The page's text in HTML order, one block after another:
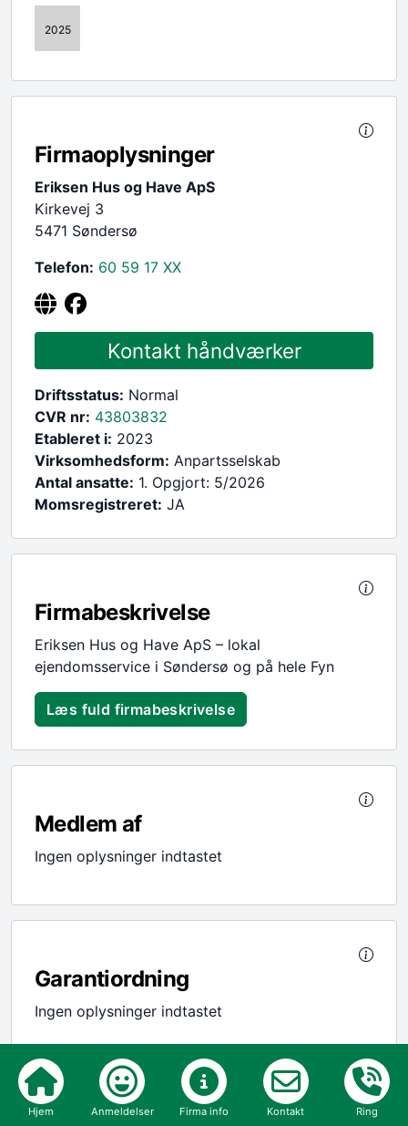
2025
Firmaoplysninger
Eriksen Hus og Have ApS
Kirkevej 3
5471 Søndersø
Telefon: 60 59 17 XX
Kontakt håndværker
Driftsstatus: Normal
CVR nr: 43803832
Etableret i: 2023
Virksomhedsform: Anpartsselskab
Antal ansatte: 1. Opgjort: 5/2026
Momsregistreret: JA
Firmabeskrivelse
Eriksen Hus og Have ApS – lokal
ejendomsservice i Søndersø og på hele Fyn
Læs fuld firmabeskrivelse
Medlem af
Ingen oplysninger indtastet
Garantiordning
Ingen oplysninger indtastet
Hjem Anmeldelser Firma info Kontakt Ring